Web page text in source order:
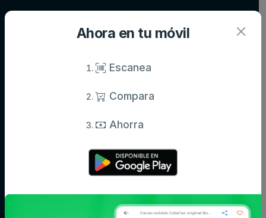
Ahora en tu móvil
Escanea
Compara
Ahorra
Supersupers.com
Compara precios de supermercados y ahorra en tu compra diaria.
Agua y
pasta
Azúcar,
caramelos y
chocolate
Cacao, café e
Carne